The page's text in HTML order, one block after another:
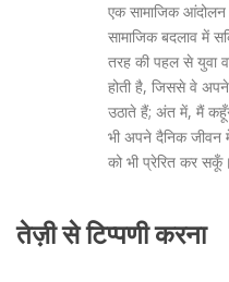
एक सामाजिक आंदोलन
सामाजिक बदलाव में
तरह की पहल से युवा
होती है, जिससे वे
उठाते हैं; अंत में, मैं
भी अपने दैनिक जीवन
को भी प्रेरित कर सकूँ।
तेज़ी से टिप्पणी करना